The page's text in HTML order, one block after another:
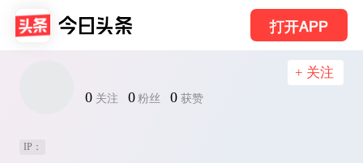
打开APP
0 关注 0 粉丝 0 获赞
+ 关注
IP：